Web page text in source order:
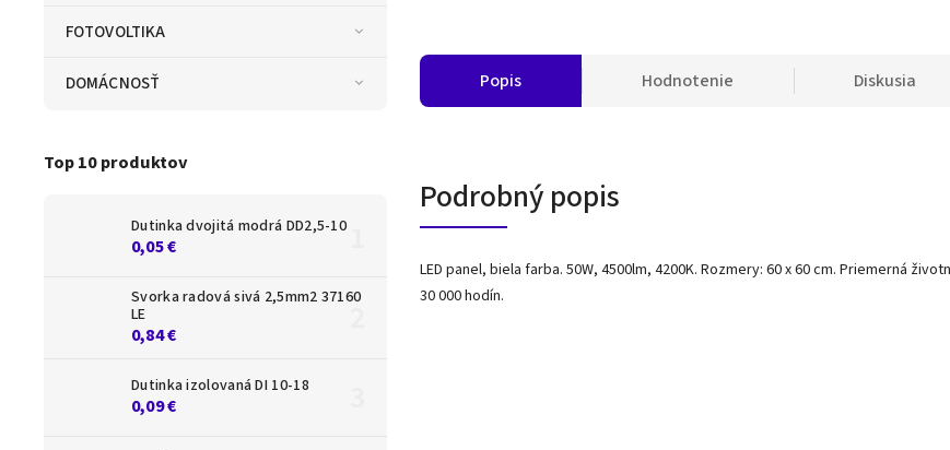
FOTOVOLTIKA
DOMÁCNOSŤ
Top 10 produktov
Dutinka dvojitá modrá DD2,5-10
0,05 €
Svorka radová sivá 2,5mm2 37160
LE
0,84 €
Dutinka izolovaná DI 10-18
0,09 €
Popis Hodnotenie Diskusia
Podrobný popis
LED panel, biela farba. 50W, 4500lm, 4200K. Rozmery: 60 x 60 cm. Priemerná
30 000 hodín.